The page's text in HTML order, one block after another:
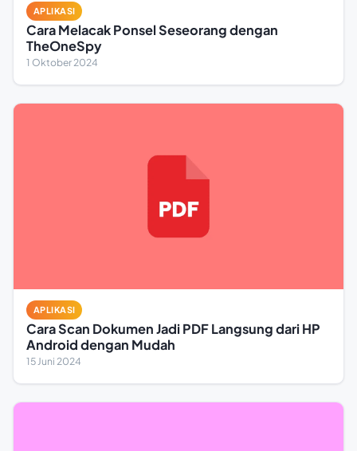
APLIKASI
Cara Melacak Ponsel Seseorang dengan
TheOneSpy
1 Oktober 2024
APLIKASI
Cara Scan Dokumen Jadi PDF Langsung dari HP
Android dengan Mudah
15 Juni 2024